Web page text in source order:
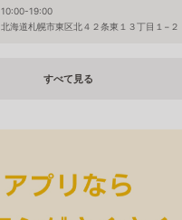
10:00-19:00
北海道札幌市東区北４２条東１３丁目１−２
すべて見る